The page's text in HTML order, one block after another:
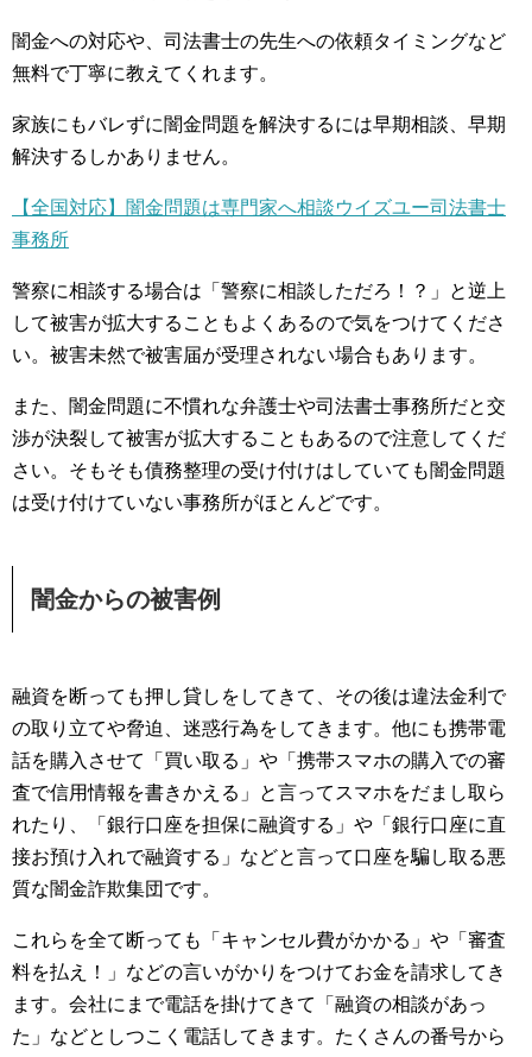
闇金への対応や、司法書士の先生への依頼タイミングなど
無料で丁寧に教えてくれます。
家族にもバレずに闇金問題を解決するには早期相談、早期
解決するしかありません。
【全国対応】闇金問題は専門家へ相談ウイズユー司法書士
事務所
警察に相談する場合は「警察に相談しただろ！？」と逆上
して被害が拡大することもよくあるので気をつけてくださ
い。被害未然で被害届が受理されない場合もあります。
また、闇金問題に不慣れな弁護士や司法書士事務所だと交
渉が決裂して被害が拡大することもあるので注意してくだ
さい。そもそも債務整理の受け付けはしていても闇金問題
は受け付けていない事務所がほとんどです。
闇金からの被害例
融資を断っても押し貸しをしてきて、その後は違法金利で
の取り立てや脅迫、迷惑行為をしてきます。他にも携帯電
話を購入させて「買い取る」や「携帯スマホの購入での審
査で信用情報を書きかえる」と言ってスマホをだまし取ら
れたり、「銀行口座を担保に融資する」や「銀行口座に直
接お預け入れで融資する」などと言って口座を騙し取る悪
質な闇金詐欺集団です。
これらを全て断っても「キャンセル費がかかる」や「審査
料を払え！」などの言いがかりをつけてお金を請求してき
ます。会社にまで電話を掛けてきて「融資の相談があっ
た」などとしつこく電話してきます。たくさんの番号から